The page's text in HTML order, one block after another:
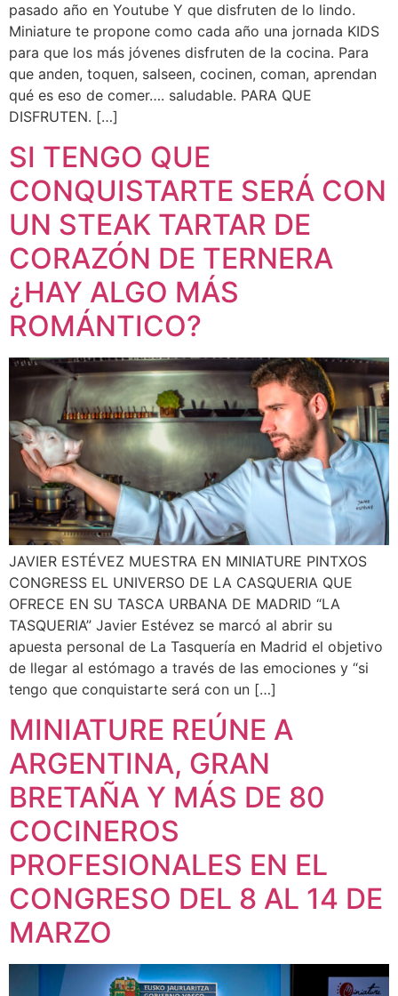
pasado año en Youtube Y que disfruten de lo lindo.
Miniature te propone como cada año una jornada KIDS
para que los más jóvenes disfruten de la cocina. Para
que anden, toquen, salseen, cocinen, coman, aprendan
qué es eso de comer…. saludable. PARA QUE
DISFRUTEN. […]
SI TENGO QUE
CONQUISTARTE SERÁ CON
UN STEAK TARTAR DE
CORAZÓN DE TERNERA
¿HAY ALGO MÁS
ROMÁNTICO?
JAVIER ESTÉVEZ MUESTRA EN MINIATURE PINTXOS
CONGRESS EL UNIVERSO DE LA CASQUERIA QUE
OFRECE EN SU TASCA URBANA DE MADRID “LA
TASQUERIA” Javier Estévez se marcó al abrir su
apuesta personal de La Tasquería en Madrid el objetivo
de llegar al estómago a través de las emociones y “si
tengo que conquistarte será con un […]
MINIATURE REÚNE A
ARGENTINA, GRAN
BRETAÑA Y MÁS DE 80
COCINEROS
PROFESIONALES EN EL
CONGRESO DEL 8 AL 14 DE
MARZO